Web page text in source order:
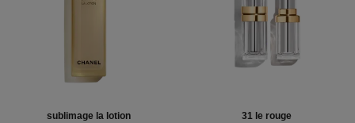
sublimage la lotion 31 le rouge